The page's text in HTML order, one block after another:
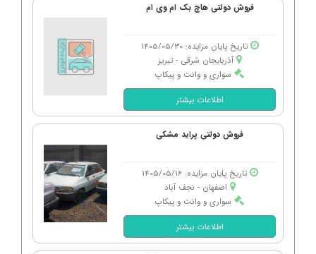
فروش دولتی هاچ بک ام وی ام
تاریخ پایان مزایده: 1405/05/30
آذربایجان شرقی - تبریز
سواری و وانت و پیکاپ
اطلاعات بیشتر
فروش دولتی پراید مشکی
تاریخ پایان مزایده: 1405/05/16
اصفهان - نجف آباد
سواری و وانت و پیکاپ
اطلاعات بیشتر